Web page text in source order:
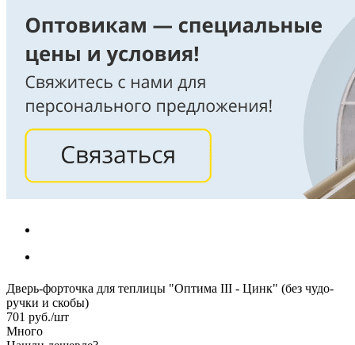
Дверь-форточка для теплицы "Оптима III - Цинк" (без чудо-
ручки и скобы)
701 руб./шт
Много